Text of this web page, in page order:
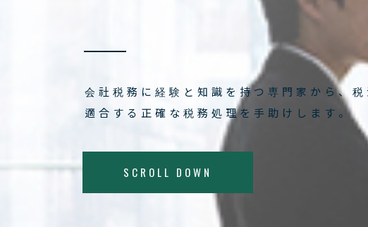
会社税務に経験と知識を持つ専門家から、
適合する正確な税務処理を手助けします。
SCROLL DOWN